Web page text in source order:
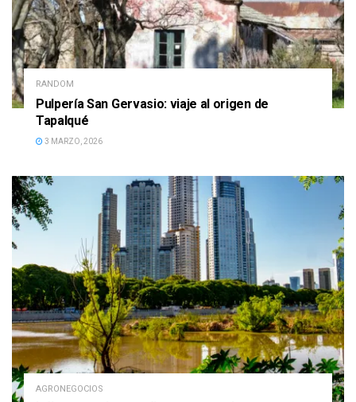
RANDOM
Pulpería San Gervasio: viaje al origen de
Tapalqué
3 MARZO, 2026
AGRONEGOCIOS